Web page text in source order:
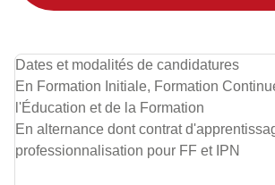
Dates et modalités de candidatures
En Formation Initiale, Formation
l'Éducation et de la Formation
En alternance dont contrat
professionnalisation pour FF et IPN